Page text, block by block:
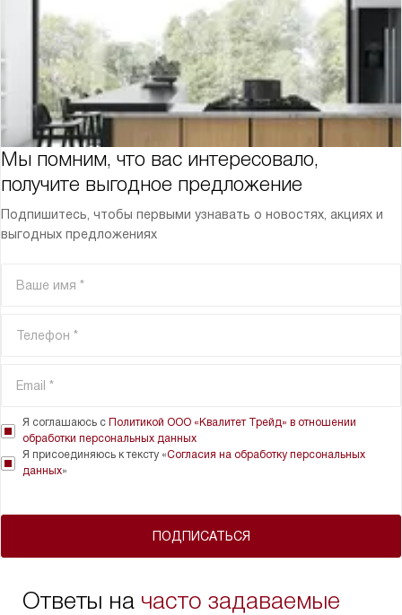
Мы помним, что вас интересовало,
получите выгодное предложение
Подпишитесь, чтобы первыми узнавать о новостях, акциях и
выгодных предложениях
ПОДПИСАТЬСЯ
Я соглашаюсь с Политикой ООО «Квалитет Трейд» в отношении
обработки персональных данных
Я присоединяюсь к тексту «Согласия на обработку персональных
данных»
Ответы на часто задаваемые